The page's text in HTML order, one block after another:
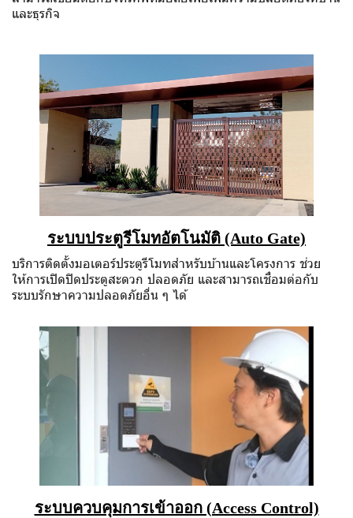
และธุรกิจ
ระบบประตูรีโมทอัตโนมัติ (Auto Gate)
บริการติดตั้งมอเตอร์ประตูรีโมทสำหรับบ้านและโครงการ ช่วย
ให้การเปิดปิดประตูสะดวก ปลอดภัย และสามารถเชื่อมต่อกับ
ระบบรักษาความปลอดภัยอื่น ๆ ได้
ระบบควบคุมการเข้าออก (Access Control)